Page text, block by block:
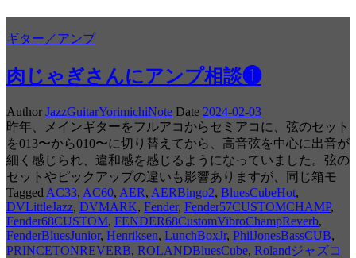
ギター／アンプ
肉じゃぎさんにアンプ相談❶
Author JazzGuitarYorimichiNote Date 2024-02-03
昨年、メインギターをフルアコからセミアコに、弦のセット
を013〜から010〜に切り替えてから、高音弦を中心に出音が
細く感じられ、違和感を感じるようになっていました。弦の
セットやピックアップの違いも影響ありますが、同じ箱モ
Tagged AC33, AC60, AER, AERBingo2, BluesCubeHot,
DVLittleJazz, DVMARK, Fender, Fender57CUSTOMCHAMP,
Fender68CUSTOM, FENDER68CustomVibroChampReverb,
FenderBluesJunior, Henriksen, LunchBoxJr, PhilJonesBassCUB,
PRINCETONREVERB, ROLANDBluesCube, Rolandジャズコ